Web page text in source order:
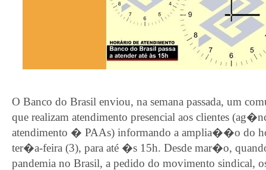
O Banco do Brasil enviou, na semana passada, um
que realizam atendimento presencial aos clientes
atendimento � PAAs) informando a amplia��o do
ter�a-feira (3), para até �s 15h. Desde mar�o,
pandemia no Brasil, a pedido do movimento sindical,